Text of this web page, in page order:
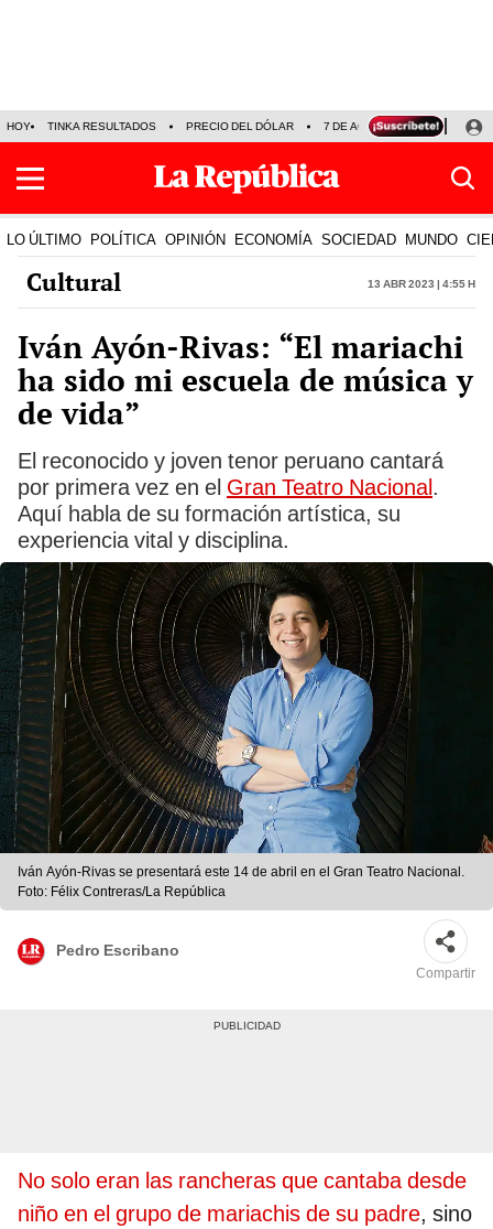
HOY TINKA RESULTADOS PRECIO DEL DÓLAR 7 DE AGOSTO OLLANTA
LO ÚLTIMO POLÍTICA OPINIÓN ECONOMÍA SOCIEDAD MUNDO
Cultural 13 Abr 2023 | 4:55 h
Iván Ayón-Rivas: “El mariachi
ha sido mi escuela de música y
de vida”
El reconocido y joven tenor peruano cantará
por primera vez en el Gran Teatro Nacional.
Aquí habla de su formación artística, su
experiencia vital y disciplina.
Iván Ayón-Rivas se presentará este 14 de abril en el Gran Teatro Nacional.
Foto: Félix Contreras/La República
Pedro Escribano
Compartir
No solo eran las rancheras que cantaba desde
niño en el grupo de mariachis de su padre, sino